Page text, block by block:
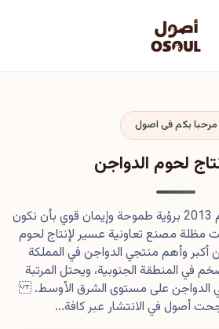
مرحبا بكم فى اصول
لحوم الدواجن
بدأت رحلتنا في أصول عام 2013 برؤية طموحة وإيمان قوي بأن نكون
مظلة مصنع تعاونية عسير لإنتاج لحوم
أكبر وأهم منتجي الدواجن في المملكة
في المنطقة الجنوبية، ويحتل المرتبة
الدواجن على مستوى الشرق الأوسط.
أصول في الانتشار عبر كافة...